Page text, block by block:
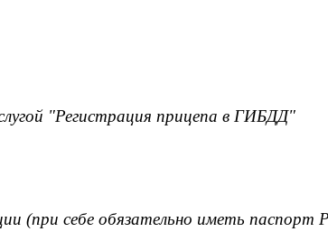
"Регистрация прицепа в ГИБДД"
(при себе обязательно иметь паспорт